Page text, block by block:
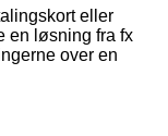
eller
en løsning fra fx
over en